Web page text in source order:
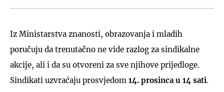
Iz Ministarstva znanosti, obrazovanja i mladih
poručuju da trenutačno ne vide razlog za sindikalne
akcije, ali i da su otvoreni za sve njihove prijedloge.
Sindikati uzvraćaju prosvjedom 14. prosinca u 14 sati.